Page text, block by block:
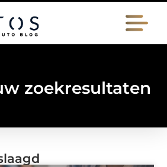
zoekresultaten